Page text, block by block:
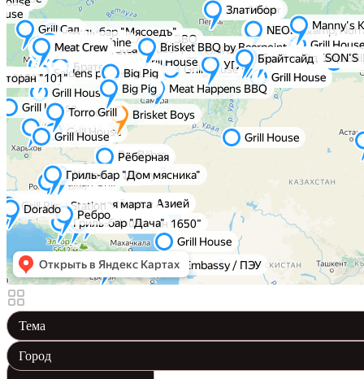
Тема
Город